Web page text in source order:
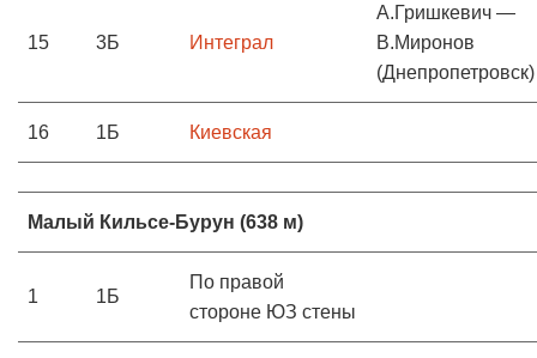
15 3Б Интеграл
А.Гришкевич —
В.Миронов
(Днепропетровск)
16 1Б Киевская
Малый Кильсе-Бурун (638 м)
1 1Б
По правой
стороне ЮЗ стены